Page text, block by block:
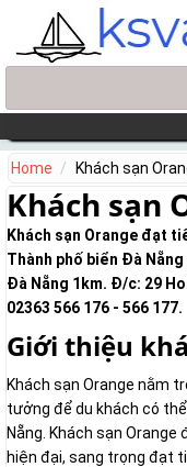
Skip to main content
Home Khách sạn
Khách sạn
Khách sạn Orange đạt
Thành phố biển Đà
Đà Nẵng 1km. Đ/c: 29
02363 566 176 - 566 177.
Giới thiệu
Khách sạn Orange nằm
tưởng để du khách có
Nẵng. Khách sạn
hiện đại, sang trọng đạt